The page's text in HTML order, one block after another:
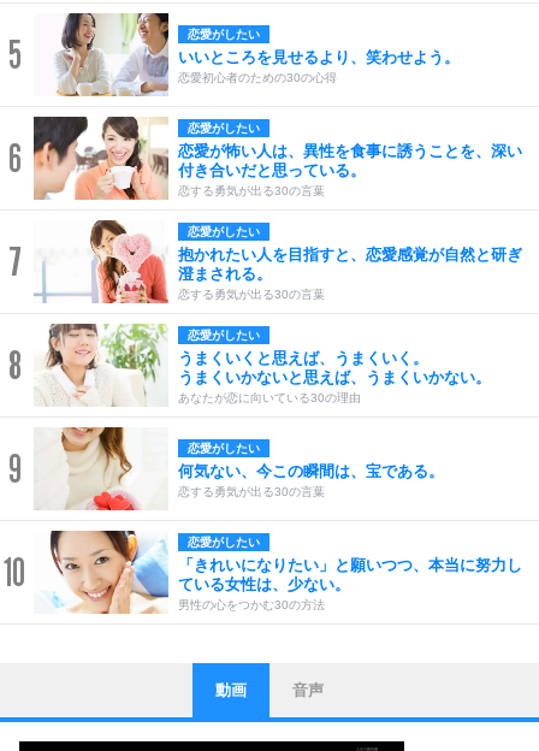
5 恋愛がしたい
いいところを見せるより、笑わせよう。
恋愛初心者のための30の心得
6
恋愛がしたい
恋愛が怖い人は、異性を食事に誘うことを、深い
付き合いだと思っている。
恋する勇気が出る30の言葉
7
恋愛がしたい
抱かれたい人を目指すと、恋愛感覚が自然と研ぎ
澄まされる。
恋する勇気が出る30の言葉
8
恋愛がしたい
うまくいくと思えば、うまくいく。
うまくいかないと思えば、うまくいかない。
あなたが恋に向いている30の理由
9 恋愛がしたい
何気ない、今この瞬間は、宝である。
恋する勇気が出る30の言葉
10
恋愛がしたい
「きれいになりたい」と願いつつ、本当に努力し
ている女性は、少ない。
男性の心をつかむ30の方法
1
ストレス対策
他人と比べない。
いっそのこと、他人を見ない。
動画 音声